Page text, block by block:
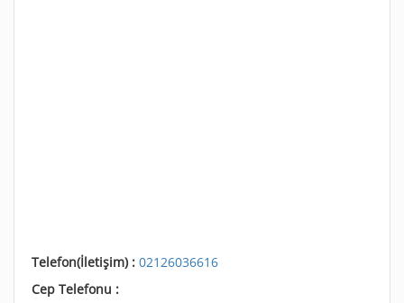
Telefon(İletişim) : 02126036616
Cep Telefonu :